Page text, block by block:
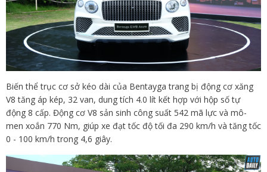
Biến thể trục cơ sở kéo dài của Bentayga trang bị động cơ xăng
V8 tăng áp kép, 32 van, dung tích 4.0 lít kết hợp với hộp số tự
động 8 cấp. Động cơ V8 sản sinh công suất 542 mã lực và mô-
men xoắn 770 Nm, giúp xe đạt tốc độ tối đa 290 km/h và tăng tốc
0 - 100 km/h trong 4,6 giây.